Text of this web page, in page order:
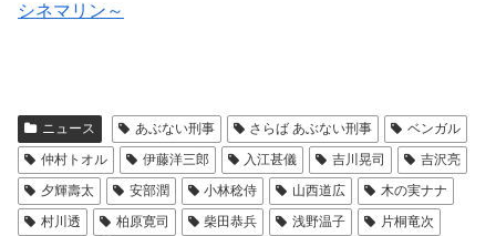
シネマリン～
ニュース あぶない刑事 さらば あぶない刑事
ベンガル
仲村トオル
伊藤洋三郎 入江甚儀 吉川晃司
吉沢亮
夕輝壽太
安部潤 小林稔侍 山西道広
木の実ナナ
村川透
柏原寛司 柴田恭兵 浅野温子
片桐竜次